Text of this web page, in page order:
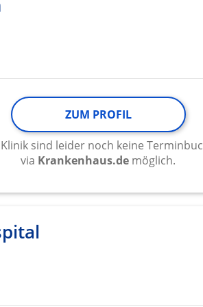
ZUM PROFIL
sind leider noch keine
via Krankenhaus.de möglich.